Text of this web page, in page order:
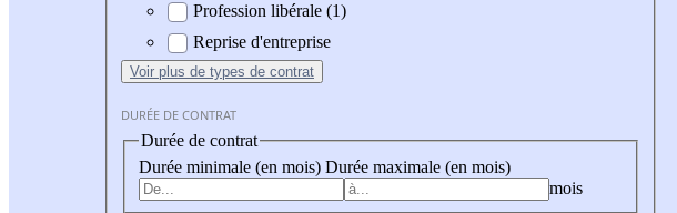
Profession libérale (1)
Reprise d'entreprise
Voir plus de types de contrat
DURÉE DE CONTRAT
Durée de contrat
Durée minimale (en mois) Durée maximale (en mois)
mois